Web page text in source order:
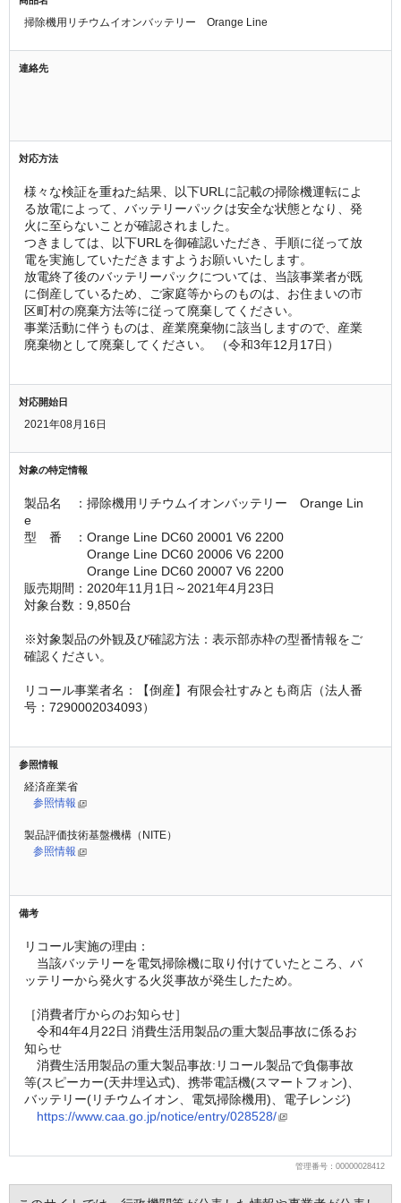
掃除機用リチウムイオンバッテリー Orange Line
連絡先
対応方法
様々な検証を重ねた結果、以下URLに記載の掃除機運転によ
る放電によって、バッテリーパックは安全な状態となり、発
火に至らないことが確認されました。
つきましては、以下URLを御確認いただき、手順に従って放
電を実施していただきますようお願いいたします。
放電終了後のバッテリーパックについては、当該事業者が既
に倒産しているため、ご家庭等からのものは、お住まいの市
区町村の廃棄方法等に従って廃棄してください。
事業活動に伴うものは、産業廃棄物に該当しますので、産業
廃棄物として廃棄してください。 （令和3年12月17日）
対応開始日
2021年08月16日
対象の特定情報
製品名　：掃除機用リチウムイオンバッテリー　Orange Lin
e
型　番　：Orange Line DC60 20001 V6 2200
Orange Line DC60 20006 V6 2200
Orange Line DC60 20007 V6 2200
販売期間：2020年11月1日～2021年4月23日
対象台数：9,850台
※対象製品の外観及び確認方法：表示部赤枠の型番情報をご
確認ください。
リコール事業者名：【倒産】有限会社すみとも商店（法人番
号：7290002034093）
参照情報
経済産業省
参照情報
製品評価技術基盤機構（NITE）
参照情報
備考
リコール実施の理由：
当該バッテリーを電気掃除機に取り付けていたところ、バ
ッテリーから発火する火災事故が発生したため。
［消費者庁からのお知らせ］
令和4年4月22日 消費生活用製品の重大製品事故に係るお
知らせ
消費生活用製品の重大製品事故:リコール製品で負傷事故
等(スピーカー(天井埋込式)、携帯電話機(スマートフォン)、
バッテリー(リチウムイオン、電気掃除機用)、電子レンジ)
https://www.caa.go.jp/notice/entry/028528/
管理番号：00000028412